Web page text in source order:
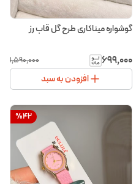
گوشواره میناکاری طرح گل قاب رز
۶۹۹٬۰۰۰ ۱٬۵۹۰٬۰۰۰
افزودن به سبد
%42